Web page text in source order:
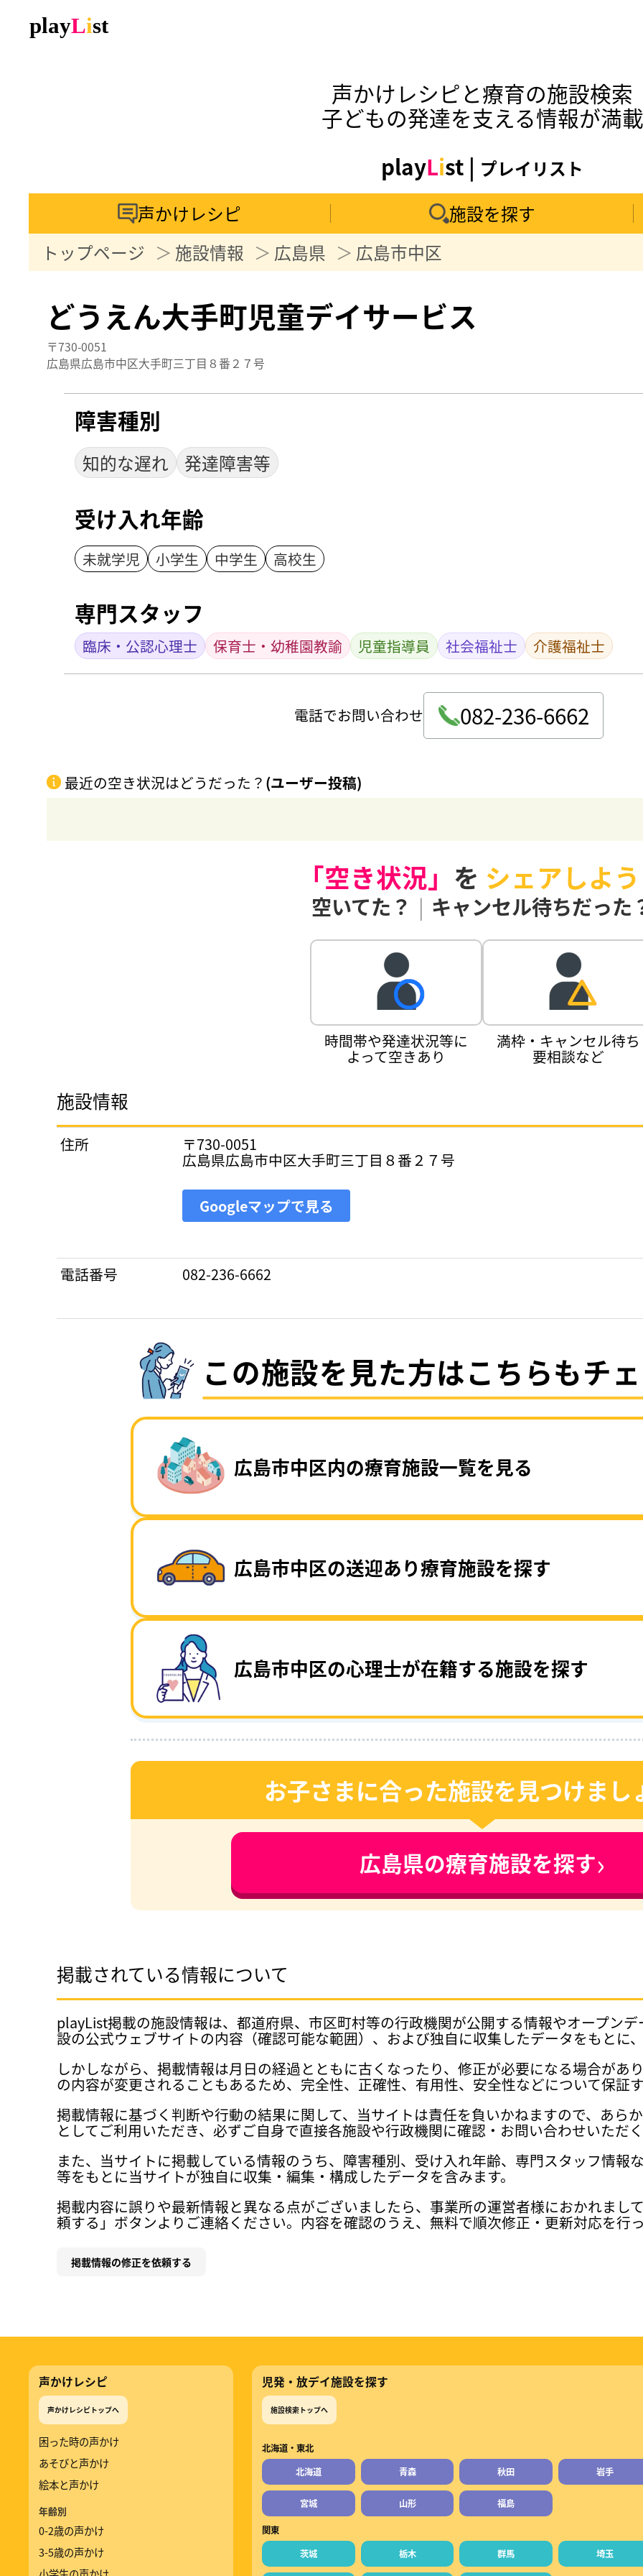
声かけレシピと療育の施設検索
子どもの発達を支える情報が満載
playList | プレイリスト
声かけレシピ
施設を探す
トップページ
施設情報 広島県 広島市中区
どうえん大手町児童デイサービス
〒730-0051
広島県広島市中区大手町三丁目８番２７号
障害種別
知的な遅れ 発達障害等
受け入れ年齢
未就学児 小学生 中学生 高校生
専門スタッフ
臨床・公認心理士 保育士・幼稚園教諭 児童指導員 社会福祉士 介護福祉士
電話でお問い合わせ 082-236-6662
最近の空き状況はどうだった？ (ユーザー投稿)
「空き状況」 を シェアしよ
空いてた？ | キャンセル待ちだった
時間帯や発達状況等に
よって空きあり
満枠・キャンセル待ち
要相談など
施設情報
住所 〒730-0051
広島県広島市中区大手町三丁目８番２７号
Googleマップで見る
電話番号 082-236-6662
この施設を見た方はこちらもチ
広島市中区内の療育施設一覧を見る
広島市中区の送迎あり療育施設を探す
広島市中区の心理士が在籍する施設を探す
お子さまに合った施設を見つけまし
広島県の療育施設を探す›
掲載されている情報について
playList掲載の施設情報は、都道府県、市区町村等の行政機関が公開する情報やオープン
設の公式ウェブサイトの内容（確認可能な範囲）、および独自に収集したデータをもとに
しかしながら、掲載情報は月日の経過とともに古くなったり、修正が必要になる場合があ
の内容が変更されることもあるため、完全性、正確性、有用性、安全性などについて保証
掲載情報に基づく判断や行動の結果に関して、当サイトは責任を負いかねますので、あら
としてご利用いただき、必ずご自身で直接各施設や行政機関に確認・お問い合わせいただ
また、当サイトに掲載している情報のうち、障害種別、受け入れ年齢、専門スタッフ情報
等をもとに当サイトが独自に収集・編集・構成したデータを含みます。
掲載内容に誤りや最新情報と異なる点がございましたら、事業所の運営者様におかれまし
頼する」ボタンよりご連絡ください。内容を確認のうえ、無料で順次修正・更新対応を行
掲載情報の修正を依頼する
声かけレシピ
声かけレシピトップへ
困った時の声かけ
あそびと声かけ
絵本と声かけ
年齢別
0-2歳の声かけ
3-5歳の声かけ
児発・放デイ施設を探す
施設検索トップへ
北海道・東北
北海道
青森 秋田 岩手
宮城 山形 福島
関東
茨城
栃木 群馬 埼玉